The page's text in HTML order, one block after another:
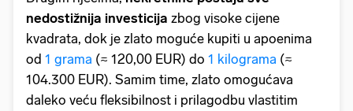
nedostižnija investicija zbog visoke cijene
kvadrata, dok je zlato moguće kupiti u apoenima
od 1 grama (≈ 120,00 EUR) do 1 kilograma (≈
104.300 EUR). Samim time, zlato omogućava
daleko veću fleksibilnost i prilagodbu vlastitim